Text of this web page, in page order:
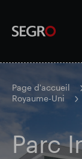
Submit
search
for
Recherche
Page d'accueil
Royaume-Uni
Parc